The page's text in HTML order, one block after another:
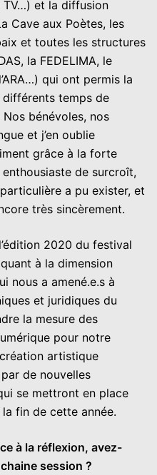
TV…) et la diffusion
Cave aux Poètes, les
et toutes les structures
la FEDELIMA, le
qui ont permis la
différents temps de
bénévoles, nos
et j’en oublie
grâce à la forte
de surcroît,
a pu exister, et
très sincèrement.
2020 du festival
à la dimension
nous a amené.e.s à
et juridiques du
la mesure des
pour notre
artistique
de nouvelles
se mettront en place
fin de cette année.
à la réflexion, avez-
session ?